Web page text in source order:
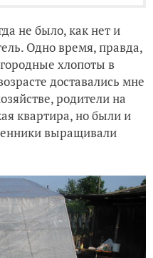
не было, как нет и
Одно время, правда,
хлопоты в
доставались мне
родители на
квартира, но были и
выращивали